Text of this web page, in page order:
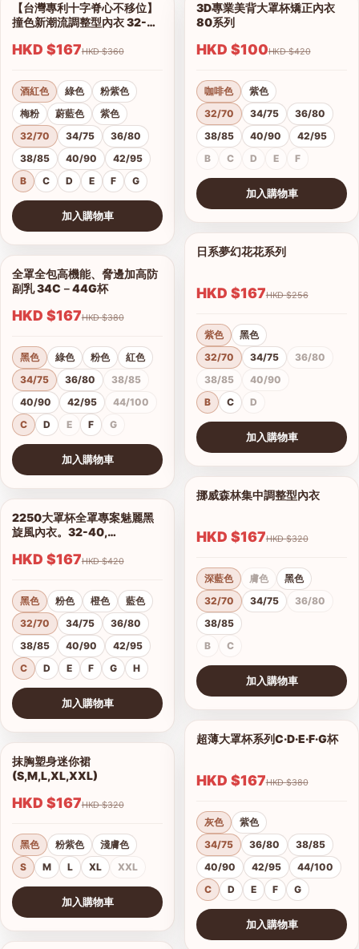
1/12
【台灣專利十字脊心不移位】
撞色新潮流調整型內衣 32-42
HKD $167 HKD $360
酒紅色 綠色
粉紫色
梅粉
蔚藍色
紫色
32/70
34/75
36/80
38/85
40/90
42/95
B
C D E F G
加入購物車
1/5
查看圖片
全罩全包高機能、脅邊加高防
副乳 34C－44G杯
HKD $167 HKD $380
黑色 綠色 粉色
紅色
34/75
36/80
38/85
40/90
42/95
44/100
C
D E F G
加入購物車
1/14
查看圖片
2250大罩杯全罩專案魅麗黑
旋風內衣。32-40,
HKD $167 HKD $420
黑色 粉色 橙色
藍色
32/70
34/75
36/80
38/85
40/90
42/95
C
D E F G H
加入購物車
查看圖片
抹胸塑身迷你裙
(S,M,L,XL,XXL)
HKD $167 HKD $320
黑色 粉紫色
淺膚色
S
M L XL XXL
加入購物車
查看圖片
1/6
3D專業美背大罩杯矯正內衣
80系列
HKD $100 HKD $420
咖啡色
紫色
32/70
34/75
36/80
38/85
40/90
42/95
B
C D E F
加入購物車
查看圖片
日系夢幻花花系列
HKD $167 HKD $256
紫色
黑色
32/70
34/75
36/80
38/85
40/90
B
C D
加入購物車
查看圖片
挪威森林集中調整型內衣
HKD $167 HKD $320
深藍色 膚色
黑色
32/70
34/75
36/80
38/85
B
C
加入購物車
1/12
查看圖片
超薄大罩杯系列C·D·E·F·G杯
HKD $167 HKD $380
灰色
紫色
34/75
36/80
38/85
40/90
42/95
44/100
C
D E F G
加入購物車
查看圖片